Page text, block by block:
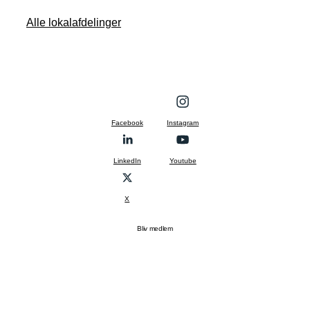
Alle lokalafdelinger
Facebook Instagram
LinkedIn Youtube
X
Bliv medlem